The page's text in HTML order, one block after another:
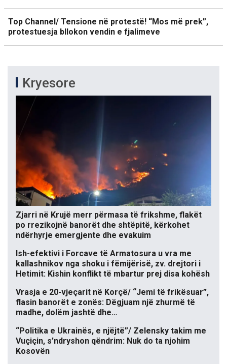
Top Channel/ Tensione në protestë! “Mos më prek”,
protestuesja bllokon vendin e fjalimeve
Kryesore
Zjarri në Krujë merr përmasa të frikshme, flakët
po rrezikojnë banorët dhe shtëpitë, kërkohet
ndërhyrje emergjente dhe evakuim
Ish-efektivi i Forcave të Armatosura u vra me
kallashnikov nga shoku i fëmijërisë, zv. drejtori i
Hetimit: Kishin konflikt të mbartur prej disa kohësh
Vrasja e 20-vjeçarit në Korçë/ “Jemi të frikësuar”,
flasin banorët e zonës: Dëgjuam një zhurmë të
madhe, dolëm jashtë dhe…
“Politika e Ukrainës, e njëjtë”/ Zelensky takim me
Vuçiçin, s’ndryshon qëndrim: Nuk do ta njohim
Kosovën